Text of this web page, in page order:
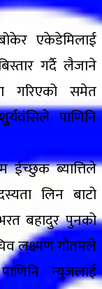
एकेडेमिलाई
गर्दै लैजाने
गरिएको समेत
पाणिनि
ईच्छुक ब्यात्तिले
लिन बाटो
बहादुर पुनको
लक्ष्मण गौतमले
न्युजलाई